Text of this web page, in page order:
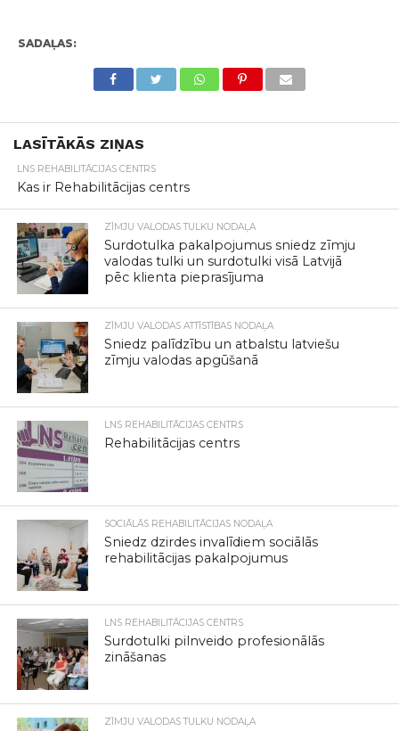
SADAĻAS:
LASĪTĀKĀS ZIŅAS
LNS REHABILITĀCIJAS CENTRS
Kas ir Rehabilitācijas centrs
ZĪMJU VALODAS TULKU NODAĻA
Surdotulka pakalpojumus sniedz zīmju
valodas tulki un surdotulki visā Latvijā
pēc klienta pieprasījuma
ZĪMJU VALODAS ATTĪSTĪBAS NODAĻA
Sniedz palīdzību un atbalstu latviešu
zīmju valodas apgūšanā
LNS REHABILITĀCIJAS CENTRS
Rehabilitācijas centrs
SOCIĀLĀS REHABILITĀCIJAS NODAĻA
Sniedz dzirdes invalīdiem sociālās
rehabilitācijas pakalpojumus
LNS REHABILITĀCIJAS CENTRS
Surdotulki pilnveido profesionālās
zināšanas
ZĪMJU VALODAS TULKU NODAĻA